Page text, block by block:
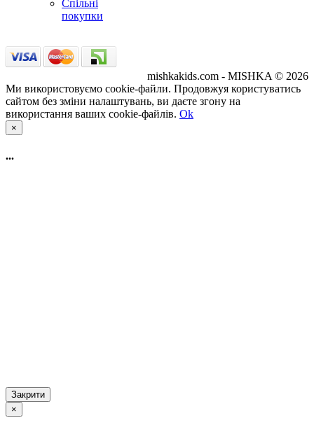
Спільні
покупки
mishkakids.com - MISHKA © 2026
Ми використовуємо cookie-файли. Продовжуя користуватись
сайтом без зміни налаштувань, ви даєте згону на
використання ваших cookie-файлів. Ok
×
...
Закрити
×